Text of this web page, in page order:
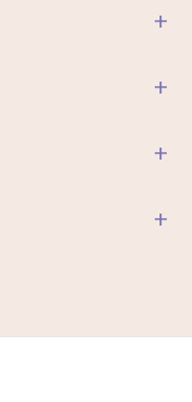
+
+
+
+